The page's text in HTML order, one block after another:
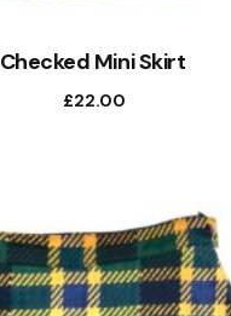
Checked Mini Skirt
£22.00